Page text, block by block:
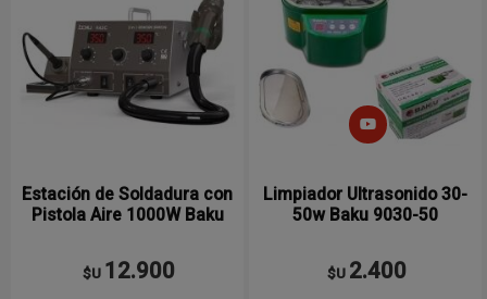
Estación de Soldadura con
Pistola Aire 1000W Baku
$U 12.900
Limpiador Ultrasonido 30-
50w Baku 9030-50
$U 2.400